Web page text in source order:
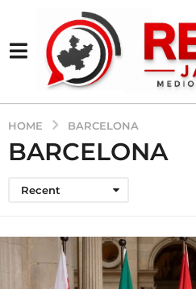
HOME BARCELONA
BARCELONA
Recent